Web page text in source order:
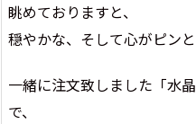
眺めておりますと、
穏やかな、そして心がピンと
一緒に注文致しました「水
で、